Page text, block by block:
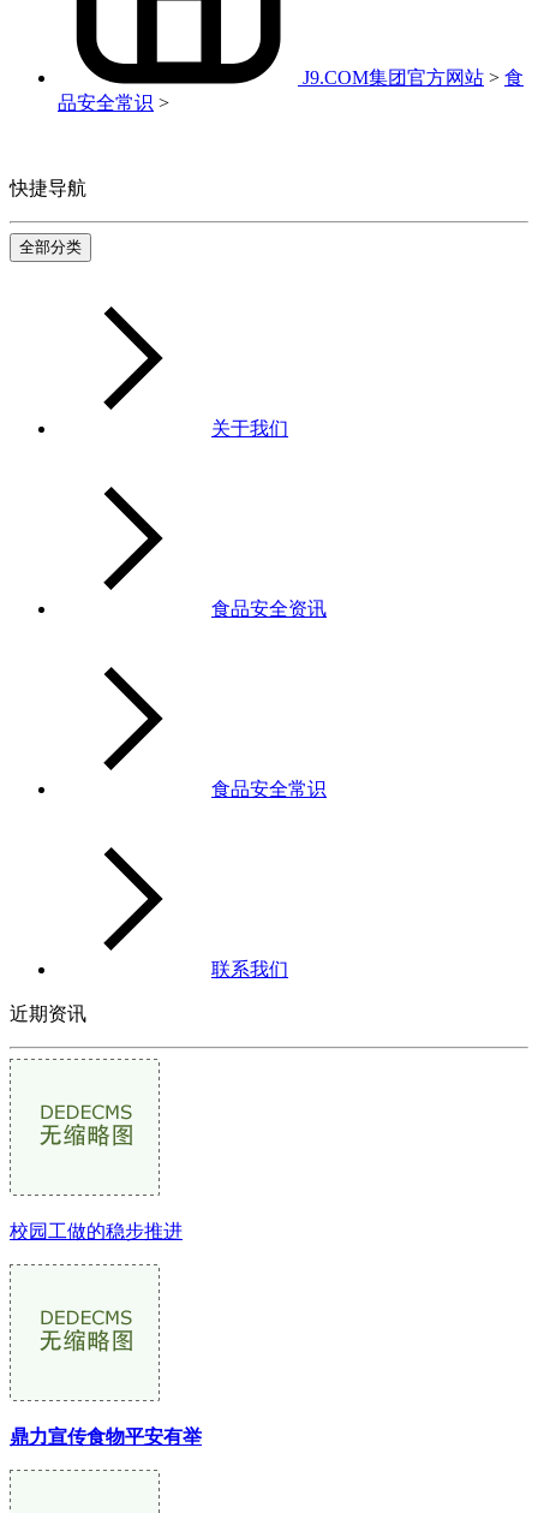
J9.COM集团官方网站 > 食
品安全常识 >
快捷导航
全部分类
关于我们
食品安全资讯
食品安全常识
联系我们
近期资讯
校园工做的稳步推进
鼎力宣传食物平安有举